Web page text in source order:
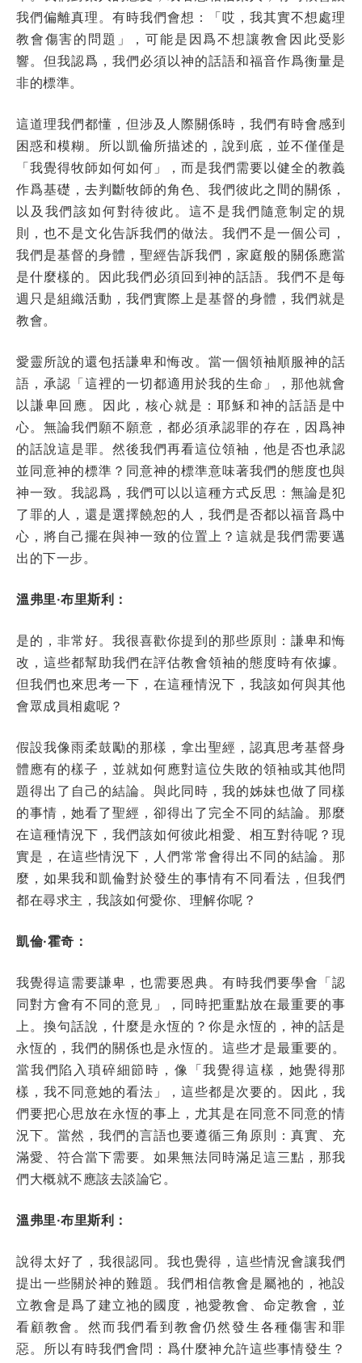
我們偏離真理。有時我們會想：「哎，我其實不想處理
教會傷害的問題」，可能是因爲不想讓教會因此受影
響。但我認爲，我們必須以神的話語和福音作爲衡量是
非的標準。
這道理我們都懂，但涉及人際關係時，我們有時會感到
困惑和模糊。所以凱倫所描述的，說到底，並不僅僅是
「我覺得牧師如何如何」，而是我們需要以健全的教義
作爲基礎，去判斷牧師的角色、我們彼此之間的關係，
以及我們該如何對待彼此。這不是我們隨意制定的規
則，也不是文化告訴我們的做法。我們不是一個公司，
我們是基督的身體，聖經告訴我們，家庭般的關係應當
是什麼樣的。因此我們必須回到神的話語。我們不是每
週只是組織活動，我們實際上是基督的身體，我們就是
教會。
愛靈所說的還包括謙卑和悔改。當一個領袖順服神的話
語，承認「這裡的一切都適用於我的生命」，那他就會
以謙卑回應。因此，核心就是：耶穌和神的話語是中
心。無論我們願不願意，都必須承認罪的存在，因爲神
的話說這是罪。然後我們再看這位領袖，他是否也承認
並同意神的標準？同意神的標準意味著我們的態度也與
神一致。我認爲，我們可以以這種方式反思：無論是犯
了罪的人，還是選擇饒恕的人，我們是否都以福音爲中
心，將自己擺在與神一致的位置上？這就是我們需要邁
出的下一步。
溫弗里·布里斯利：
是的，非常好。我很喜歡你提到的那些原則：謙卑和悔
改，這些都幫助我們在評估教會領袖的態度時有依據。
但我們也來思考一下，在這種情況下，我該如何與其他
會眾成員相處呢？
假設我像雨柔鼓勵的那樣，拿出聖經，認真思考基督身
體應有的樣子，並就如何應對這位失敗的領袖或其他問
題得出了自己的結論。與此同時，我的姊妹也做了同樣
的事情，她看了聖經，卻得出了完全不同的結論。那麼
在這種情況下，我們該如何彼此相愛、相互對待呢？現
實是，在這些情況下，人們常常會得出不同的結論。那
麼，如果我和凱倫對於發生的事情有不同看法，但我們
都在尋求主，我該如何愛你、理解你呢？
凱倫·霍奇：
我覺得這需要謙卑，也需要恩典。有時我們要學會「認
同對方會有不同的意見」，同時把重點放在最重要的事
上。換句話說，什麼是永恆的？你是永恆的，神的話是
永恆的，我們的關係也是永恆的。這些才是最重要的。
當我們陷入瑣碎細節時，像「我覺得這樣，她覺得那
樣，我不同意她的看法」，這些都是次要的。因此，我
們要把心思放在永恆的事上，尤其是在同意不同意的情
況下。當然，我們的言語也要遵循三角原則：真實、充
滿愛、符合當下需要。如果無法同時滿足這三點，那我
們大概就不應該去談論它。
溫弗里·布里斯利：
說得太好了，我很認同。我也覺得，這些情況會讓我們
提出一些關於神的難題。我們相信教會是屬祂的，祂設
立教會是爲了建立祂的國度，祂愛教會、命定教會，並
看顧教會。然而我們看到教會仍然發生各種傷害和罪
惡。所以有時我們會問：爲什麼神允許這些事情發生？